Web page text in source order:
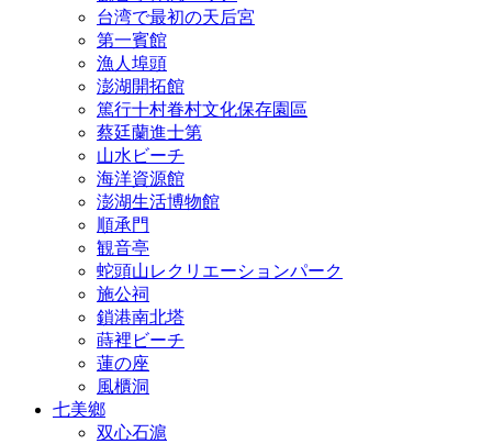
台湾で最初の天后宮
第一賓館
漁人埠頭
澎湖開拓館
篤行十村眷村文化保存園區
蔡廷蘭進士第
山水ビーチ
海洋資源館
澎湖生活博物館
順承門
観音亭
蛇頭山レクリエーションパーク
施公祠
鎖港南北塔
蒔裡ビーチ
蓮の座
風櫃洞
七美鄉
双心石滬